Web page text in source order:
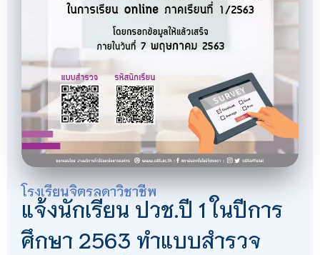
โรงเรียนจิตรลดาวิชาชีพ
แจ้งนักเรียน ปวช.ปี 1 ในปีการ
ศึกษา 2563 ทำแบบสำรวจ